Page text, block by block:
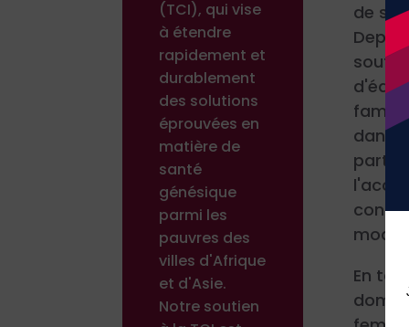
(TCI), qui vise
à étendre
rapidement et
durablement
des solutions
éprouvées en
matière de
santé
génésique
parmi les
pauvres des
villes d'Afrique
et d'Asie.
Notre soutien
de
dans
En